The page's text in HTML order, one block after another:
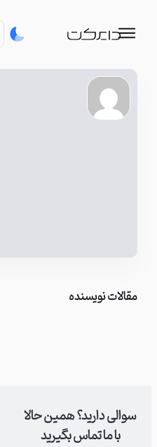
مقالات نویسنده
سوالی دارید؟ همین حالا
با ما تماس بگیرید